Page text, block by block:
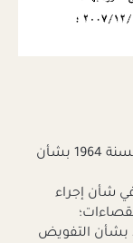
بعد الاطلاع على القرار الجمهوري رقم 2915 لسنة 1964 بشأن
قرار رئيس الجهاز رقم 231 لسنة 1968 في شأن إجراء
وعلى قرار رئيس الجهاز رقم 1314 لسنة 2007 بشأن التفويض